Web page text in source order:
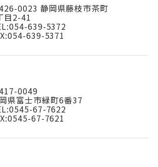
0023 静岡県藤枝市茶町
目2-41
054-639-5372
639-5371
0049
県富士市緑町6番37
0545-67-7622
67-7621